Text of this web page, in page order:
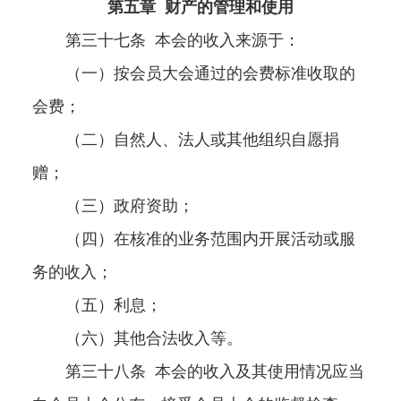
第五章 财产的管理和使用
第三十七条 本会的收入来源于：
（一）按会员大会通过的会费标准收取的
会费；
（二）自然人、法人或其他组织自愿捐
赠；
（三）政府资助；
（四）在核准的业务范围内开展活动或服
务的收入；
（五）利息；
（六）其他合法收入等。
第三十八条 本会的收入及其使用情况应当